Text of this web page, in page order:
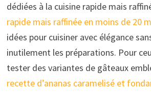
dédiées à la cuisine rapide mais
rapide mais raffinée en moins de 20
idées pour cuisiner avec élégance
inutilement les préparations. Pour
tester des variantes de gâteaux
recette d’ananas caramelisé et